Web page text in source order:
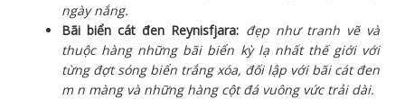
ngày nắng.
Bãi biển cát đen Reynisfjara: đẹp như tranh vẽ và
thuộc hàng những bãi biển kỳ lạ nhất thế giới với
từng đợt sóng biển trắng xóa, đối lập với bãi cát đen
m n màng và những hàng cột đá vuông vức trải dài.